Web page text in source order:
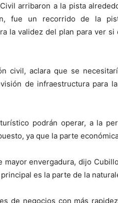
arribaron a la pista
fue un recorrido de la
la validez del plan para ver
civil, aclara que se
de infraestructura para
podrán operar, a la
ya que la parte
mayor envergadura, dijo
es la parte de la
de negocios con más